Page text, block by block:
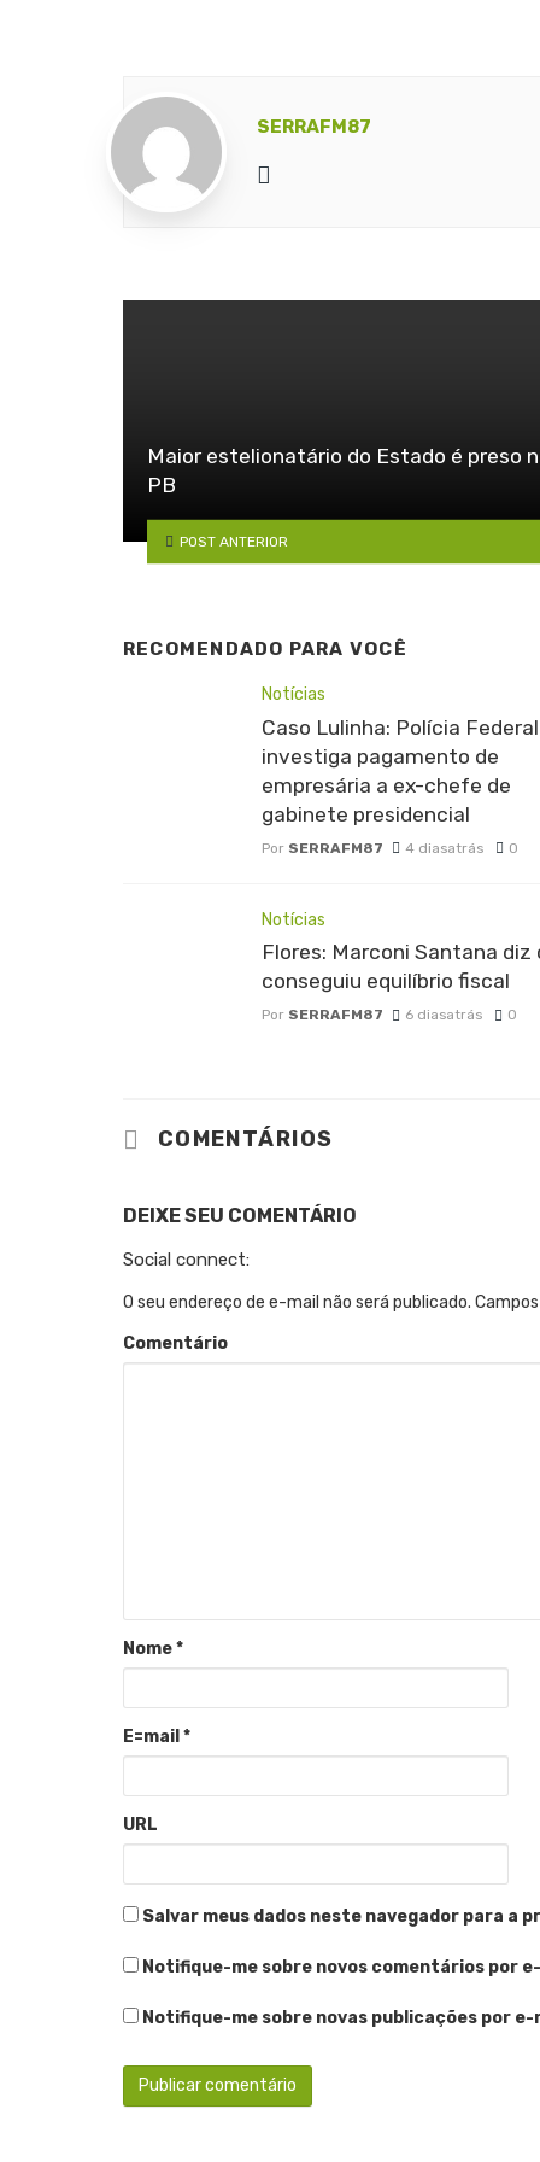
SERRAFM87
Maior estelionatário do Estado é preso
PB
POST ANTERIOR
RECOMENDADO PARA VOCÊ
Notícias
Caso Lulinha: Polícia Federal
investiga pagamento de
empresária a ex-chefe de
gabinete presidencial
Por SERRAFM87 4 diasatrás 0
Notícias
Flores: Marconi Santana diz
conseguiu equilíbrio fiscal
Por SERRAFM87 6 diasatrás 0
COMENTÁRIOS
DEIXE SEU COMENTÁRIO
Social connect:
O seu endereço de e-mail não será publicado.
Comentário
Nome*
E=mail *
URL
Salvar meus dados neste navegador para a
Notifique-me sobre novos comentários por
Notifique-me sobre novas publicações por e-